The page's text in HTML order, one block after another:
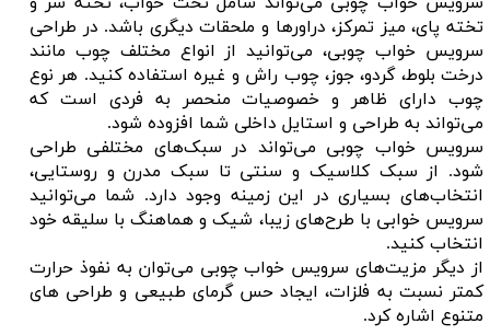
تخته پای، میز تمرکز، دراورها و ملحقات دیگری باشد. در طراحی
سرویس خواب چوبی، می‌توانید از انواع مختلف چوب مانند
درخت بلوط، گردو، جوز، چوب راش و غیره استفاده کنید. هر نوع
چوب دارای ظاهر و خصوصیات منحصر به فردی است که
می‌تواند به طراحی و استایل داخلی شما افزوده شود.
سرویس خواب چوبی می‌تواند در سبک‌های مختلفی طراحی
شود. از سبک کلاسیک و سنتی تا سبک مدرن و روستایی،
انتخاب‌های بسیاری در این زمینه وجود دارد. شما می‌توانید
سرویس خوابی با طرح‌های زیبا، شیک و هماهنگ با سلیقه خود
انتخاب کنید.
از دیگر مزیت‌های سرویس خواب چوبی می‌توان به نفوذ حرارت
کمتر نسبت به فلزات، ایجاد حس گرمای طبیعی و طراحی های
متنوع اشاره کرد.